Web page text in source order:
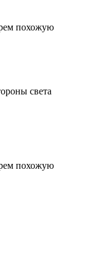
похожую
света
похожую